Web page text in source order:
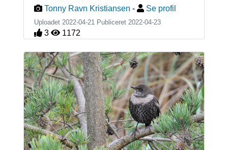
Tonny Ravn Kristiansen - Se profil
Uploadet 2022-04-21 Publiceret 2022-04-23
3 1172